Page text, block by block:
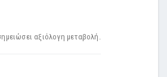
αξιόλογη μεταβολή.